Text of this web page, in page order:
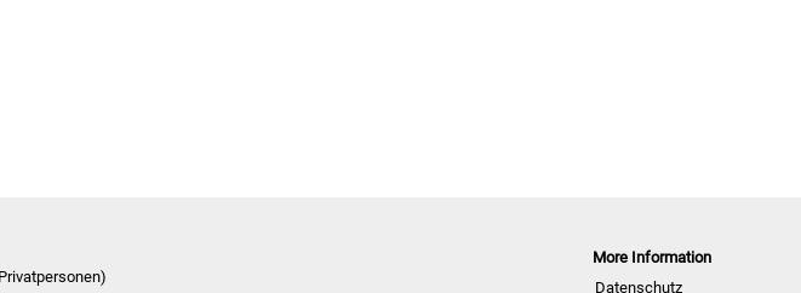
More Information
Datenschutz